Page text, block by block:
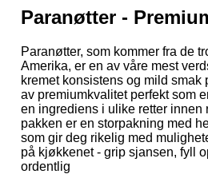
Paranøtter -
Paranøtter, som kommer fra de
Amerika, er en av våre mest
kremet konsistens og mild smak
av premiumkvalitet perfekt som
en ingrediens i ulike retter innen
pakken er en storpakning med
som gir deg rikelig med
på kjøkkenet - grip sjansen, fyll
ordentlig